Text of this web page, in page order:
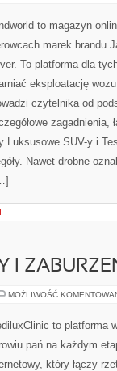
to magazyn
marek brandu
To platforma dla
eksploatację
czytelnika od
zagadnienia,
Luksusowe SUV-y i
Nawet drobne
I
MOŻLIWOŚĆ
to platforma
pań na każdym
który łączy